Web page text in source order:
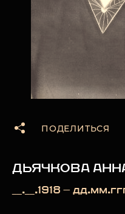
ПОДЕЛИТЬСЯ
ДЬЯЧКОВА
__.__.1918 —